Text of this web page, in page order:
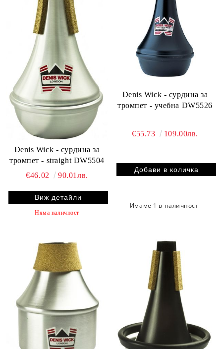
Denis Wick - сурдина за
тромпет - straight DW5504
€46.02
90.01лв.
Виж детайли
Няма наличност
Denis Wick - сурдина за
тромпет - учебна DW5526
€55.73 109.00лв.
Имаме 1 в наличност